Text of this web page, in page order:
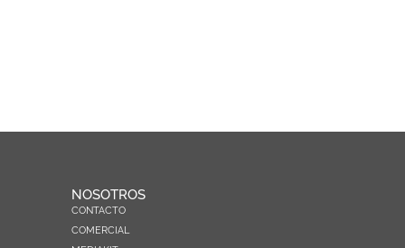
NOSOTROS
CONTACTO
COMERCIAL